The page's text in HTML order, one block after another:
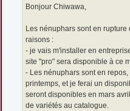
Bonjour Chiwawa,
Les nénuphars sont en
raisons :
- je vais m'installer en
site "pro" sera disponible à ce
- Les nénuphars sont en
printemps, et je ferai un
seront disponibles en mars
de variétés au catalogue.